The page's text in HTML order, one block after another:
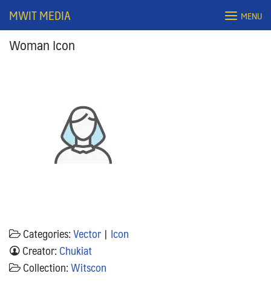
MWIT MEDIA MENU
Woman Icon
Categories:Vector | Icon
Creator:Chukiat
Collection:Witscon